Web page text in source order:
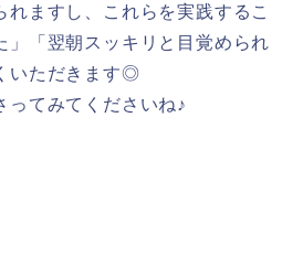
れますし、これらを実践するこ
」「翌朝スッキリと目覚められ
いただきます◎
ってみてくださいね♪